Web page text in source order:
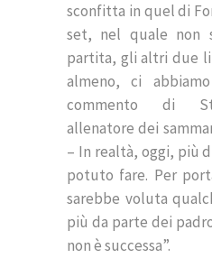
sconfitta in quel di
set, nel quale non
partita, gli altri due
almeno, ci
commento di
allenatore dei
– In realtà, oggi, più
potuto fare. Per
sarebbe voluta
più da parte dei
non è successa”.